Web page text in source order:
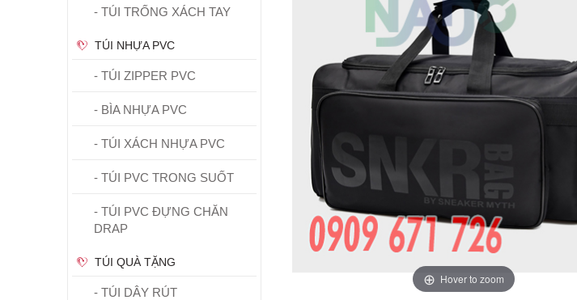
- TÚI TRỐNG XÁCH TAY
TÚI NHỰA PVC
- TÚI ZIPPER PVC
- BÌA NHỰA PVC
- TÚI XÁCH NHỰA PVC
- TÚI PVC TRONG SUỐT
- TÚI PVC ĐỰNG CHĂN
DRAP
TÚI QUÀ TẶNG
- TÚI DÂY RÚT
Hover to zoom